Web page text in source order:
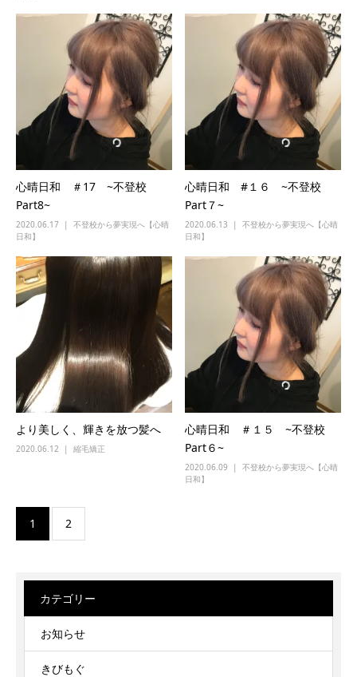
心晴日和 ＃17 ~不登校
Part8~
2020.06.17
不登校から夢実現へ【心晴
日和】
心晴日和 #１６ ~不登校
Part７~
2020.06.13
不登校から夢実現へ【心晴
日和】
より美しく、輝きを放つ髪へ
2020.06.12 縮毛矯正
心晴日和 ＃１５ ~不登校
Part６~
2020.06.09
不登校から夢実現へ【心晴
日和】
1 2
カテゴリー
お知らせ
きびもぐ